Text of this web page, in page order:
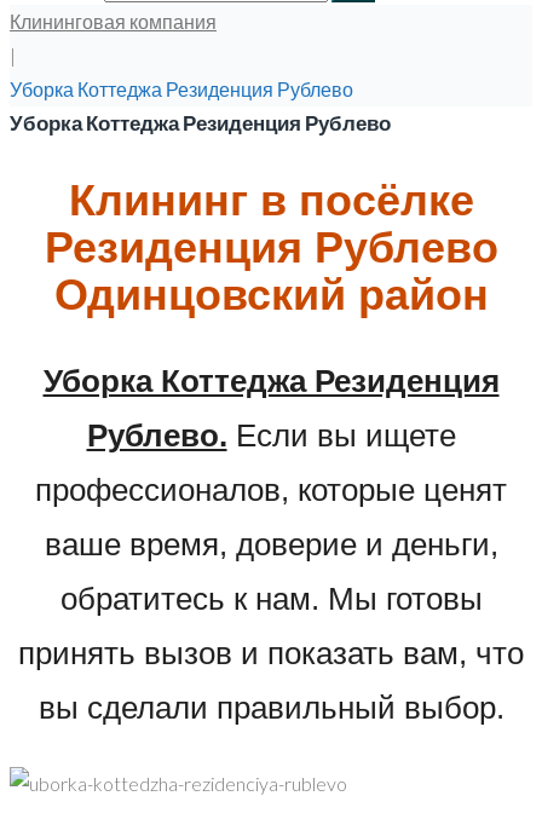
Клининговая компания
|
Уборка Коттеджа Резиденция Рублево
Уборка Коттеджа Резиденция Рублево
Клининг в посёлке
Резиденция Рублево
Одинцовский район
Уборка Коттеджа Резиденция
Рублево. Если вы ищете
профессионалов, которые ценят
ваше время, доверие и деньги,
обратитесь к нам. Мы готовы
принять вызов и показать вам, что
вы сделали правильный выбор.